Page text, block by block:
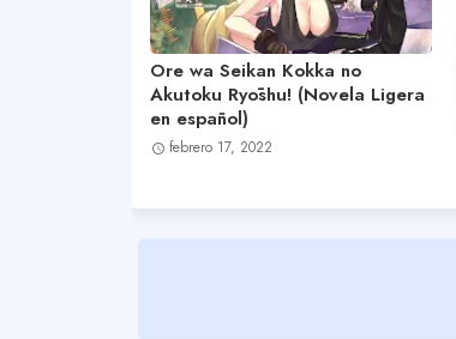
Ore wa Seikan Kokka no
Akutoku Ryōshu! (Novela Ligera
en español)
febrero 17, 2022